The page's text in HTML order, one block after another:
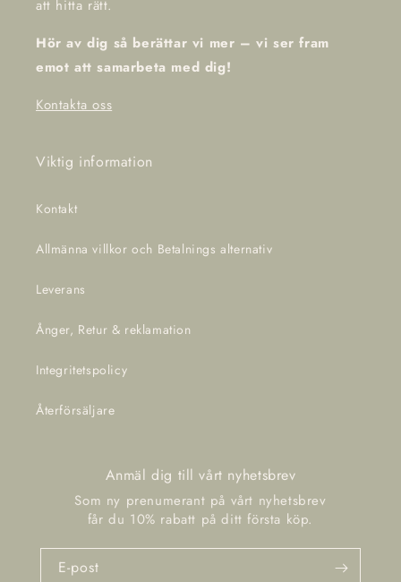
att hitta rätt.
Hör av dig så berättar vi mer – vi ser fram
emot att samarbeta med dig!
Kontakta oss
Viktig information
Kontakt
Allmänna villkor och Betalnings alternativ
Leverans
Ånger, Retur & reklamation
Integritetspolicy
Återförsäljare
Anmäl dig till vårt nyhetsbrev
E-post